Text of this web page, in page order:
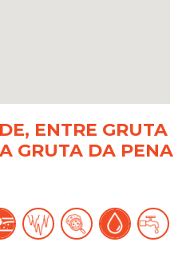
ENTRE GRUTA
GRUTA DA PENA